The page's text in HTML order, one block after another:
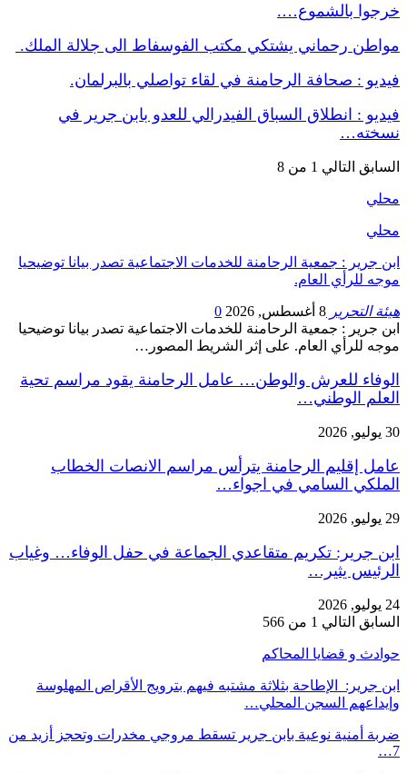
خرجوا بالشموع….
مواطن رحماني يشتكي مكتب الفوسفاط الى جلالة الملك.
فيديو : صحافة الرحامنة في لقاء تواصلي بالبرلمان.
فيديو : انطلاق السباق الفيدرالي للعدو بابن جرير في
نسخته…
السابق التالي 1 من 8
محلي
محلي
ابن جرير : جمعية الرحامنة للخدمات الاجتماعية تصدر بيانا توضيحيا
موجه للرأي العام.
هيئة التحرير 8 أغسطس, 2026
0
ابن جرير : جمعية الرحامنة للخدمات الاجتماعية تصدر بيانا توضيحيا
موجه للرأي العام. على إثر الشريط المصور…
الوفاء للعرش والوطن… عامل الرحامنة يقود مراسم تحية
العلم الوطني…
30 يوليو, 2026
عامل إقليم الرحامنة يترأس مراسم الانصات الخطاب
الملكي السامي في اجواء…
29 يوليو, 2026
ابن جرير: تكريم متقاعدي الجماعة في حفل الوفاء… وغياب
الرئيس يثير…
24 يوليو, 2026
السابق التالي 1 من 566
حوادث و قضايا المحاكم
ابن جرير: الإطاحة بثلاثة مشتبه فيهم بترويج الأقراص المهلوسة
وإيداعهم السجن المحلي…
ضربة أمنية نوعية بابن جرير تسقط مروجي مخدرات وتحجز أزيد من
7…